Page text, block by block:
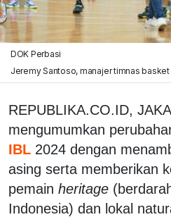
DOK Perbasi
Jeremy Santoso, manajer timnas
REPUBLIKA.CO.ID,
mengumumkan
IBL 2024 dengan
asing serta memberikan
pemain heritage
Indonesia) dan lokal